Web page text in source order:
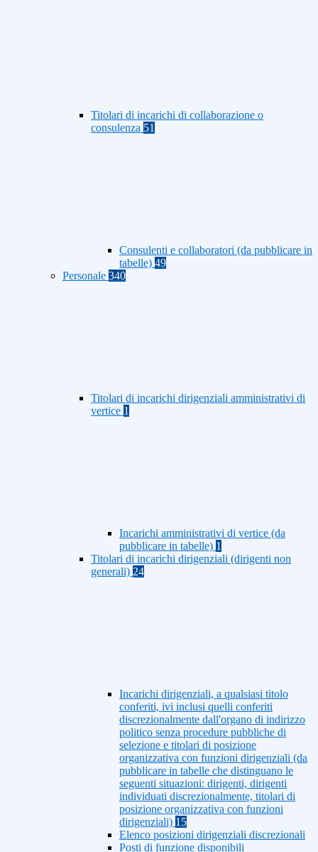
Titolari di incarichi di collaborazione o
consulenza 51
Consulenti e collaboratori (da pubblicare in
tabelle) 49
Personale 340
Titolari di incarichi dirigenziali amministrativi di
vertice 1
Incarichi amministrativi di vertice (da
pubblicare in tabelle) 1
Titolari di incarichi dirigenziali (dirigenti non
generali) 24
Incarichi dirigenziali, a qualsiasi titolo
conferiti, ivi inclusi quelli conferiti
discrezionalmente dall'organo di indirizzo
politico senza procedure pubbliche di
selezione e titolari di posizione
organizzativa con funzioni dirigenziali (da
pubblicare in tabelle che distinguano le
seguenti situazioni: dirigenti, dirigenti
individuati discrezionalmente, titolari di
posizione organizzativa con funzioni
dirigenziali) 15
Elenco posizioni dirigenziali discrezionali
Posti di funzione disponibili